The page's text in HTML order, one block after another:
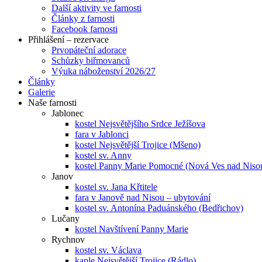
Další aktivity ve farnosti
Články z farnosti
Facebook farnosti
Přihlášení – rezervace
Prvopáteční adorace
Schůzky biřmovanců
Výuka náboženství 2026/27
Články
Galerie
Naše farnosti
Jablonec
kostel Nejsvětějšího Srdce Ježíšova
fara v Jablonci
kostel Nejsvětější Trojice (Mšeno)
kostel sv. Anny
kostel Panny Marie Pomocné (Nová Ves nad
Janov
kostel sv. Jana Křtitele
fara v Janově nad Nisou – ubytování
kostel sv. Antonína Paduánského (Bedřichov)
Lučany
kostel Navštívení Panny Marie
Rychnov
kostel sv. Václava